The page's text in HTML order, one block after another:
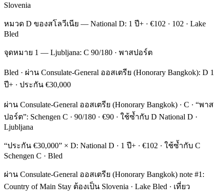
Slovenia
หมวด D ของสโลวีเนีย — National D: 1 ปี+ · €102 · 102 · Lake
Bled
จุดหมาย 1 — Ljubljana: C 90/180 · พาสปอร์ต
Bled · ผ่าน Consulate-General ออสเตรีย (Honorary Bangkok): D 1
ปี+ · ประกัน €30,000
ผ่าน Consulate-General ออสเตรีย (Honorary Bangkok) · C · “พาส
ปอร์ต”: Schengen C · 90/180 · €90 · ใช้ซ้ำกับ D National D ·
Ljubljana
“ประกัน €30,000” × D: National D · 1 ปี+ · €102 · ใช้ซ้ำกับ C
Schengen C · Bled
ผ่าน Consulate-General ออสเตรีย (Honorary Bangkok) note #1:
Country of Main Stay ต้องเป็น Slovenia · Lake Bled · เที่ยว